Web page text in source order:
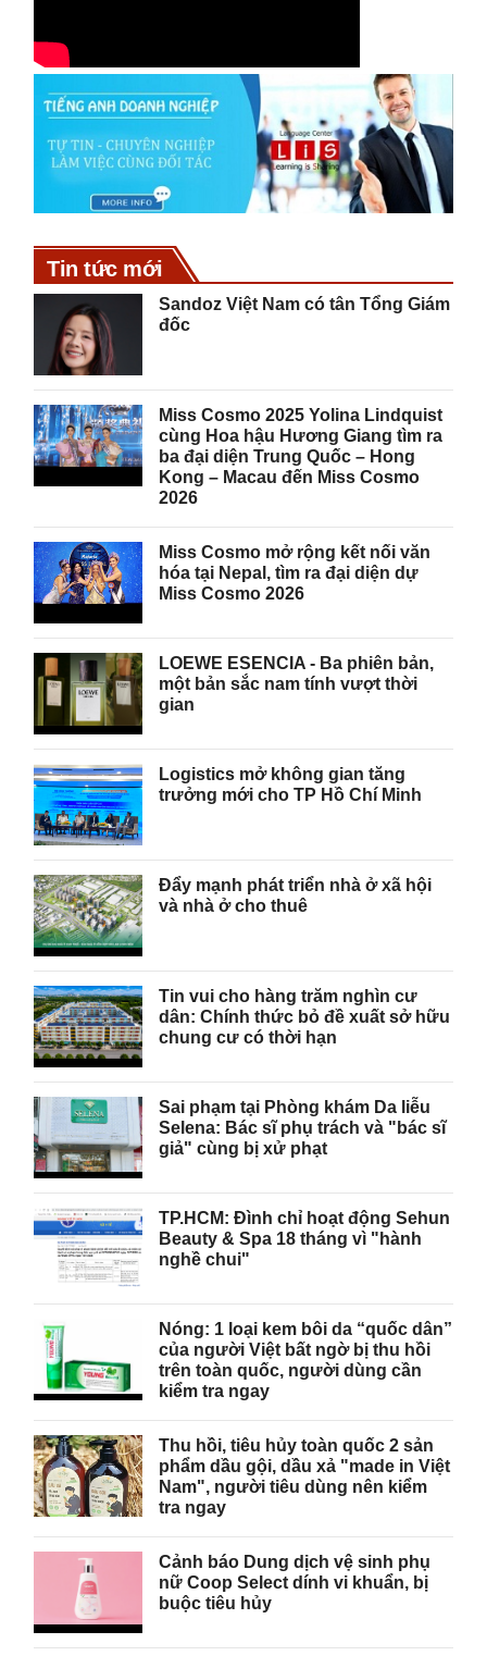
Tin tức mới
Sandoz Việt Nam có tân Tổng Giám
đốc
Miss Cosmo 2025 Yolina Lindquist
cùng Hoa hậu Hương Giang tìm ra
ba đại diện Trung Quốc – Hong
Kong – Macau đến Miss Cosmo
2026
Miss Cosmo mở rộng kết nối văn
hóa tại Nepal, tìm ra đại diện dự
Miss Cosmo 2026
LOEWE ESENCIA - Ba phiên bản,
một bản sắc nam tính vượt thời
gian
Logistics mở không gian tăng
trưởng mới cho TP Hồ Chí Minh
Đẩy mạnh phát triển nhà ở xã hội
và nhà ở cho thuê
Tin vui cho hàng trăm nghìn cư
dân: Chính thức bỏ đề xuất sở hữu
chung cư có thời hạn
Sai phạm tại Phòng khám Da liễu
Selena: Bác sĩ phụ trách và "bác sĩ
giả" cùng bị xử phạt
TP.HCM: Đình chỉ hoạt động Sehun
Beauty & Spa 18 tháng vì "hành
nghề chui"
Nóng: 1 loại kem bôi da “quốc dân”
của người Việt bất ngờ bị thu hồi
trên toàn quốc, người dùng cần
kiểm tra ngay
Thu hồi, tiêu hủy toàn quốc 2 sản
phẩm dầu gội, dầu xả "made in Việt
Nam", người tiêu dùng nên kiểm
tra ngay
Cảnh báo Dung dịch vệ sinh phụ
nữ Coop Select dính vi khuẩn, bị
buộc tiêu hủy